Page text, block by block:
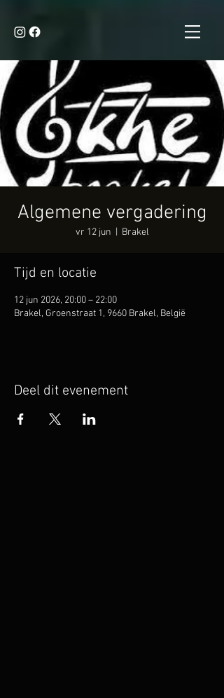
Algemene vergadering
vr 12 jun Brakel
Tijd en locatie
12 jun 2026, 20:00 – 22:00
Brakel, Groenstraat 1, 9660 Brakel, België
Deel dit evenement